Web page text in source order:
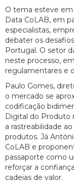
O tema esteve
Data CoLAB, em
especialistas,
debater os
Portugal. O setor
neste processo,
regulamentares e
Paulo Gomes,
o mercado se
codificação
Digital do Produto
a rastreabilidade
produtos. Já
CoLAB e
passaporte como
reforçar a
cadeias de valor.